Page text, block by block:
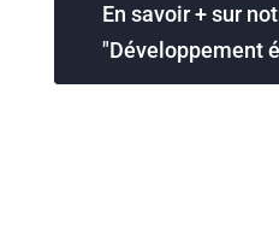
En savoir + sur
"Développement